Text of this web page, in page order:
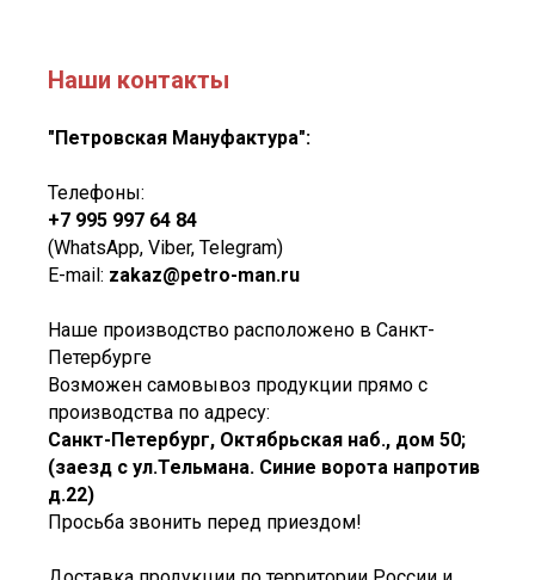
Наши контакты
"Петровская Мануфактура":
Телефоны:
+7 995 997 64 84
(WhatsApp, Viber, Telegram)
E-mail: zakaz@petro-man.ru
Наше производство расположено в Санкт-
Петербурге
Возможен самовывоз продукции прямо с
производства по адресу:
Санкт-Петербург, Октябрьская наб., дом 50;
(заезд с ул.Тельмана. Синие ворота напротив
д.22)
Просьба звонить перед приездом!